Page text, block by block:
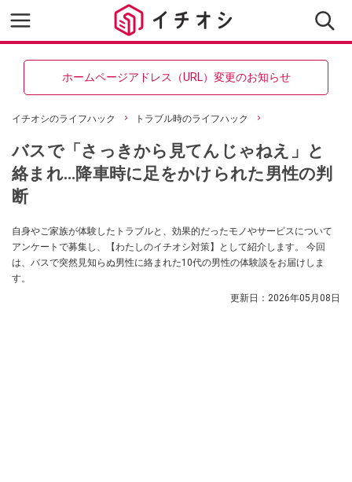
ホームページアドレス（URL）変更のお知らせ
イチオシのライフハック トラブル時のライフハック
バスで「さっきから見てんじゃねえ」と
絡まれ…降車時に足をかけられた男性の判
断
自身やご家族が体験したトラブルと、効果的だったモノやサービスについて
アンケートで募集し、【わたしのイチオシ対策】として紹介します。 今回
は、バスで突然見知らぬ男性に絡まれた10代の男性の体験談をお届けしま
す。
更新日： 2026年05月08日